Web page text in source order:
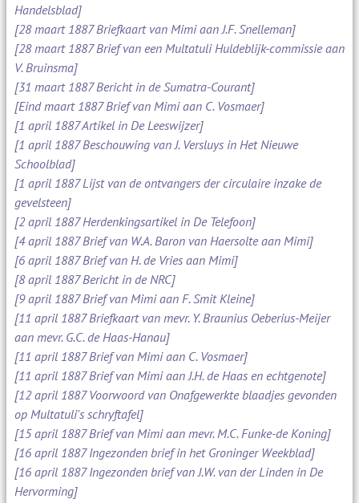
Handelsblad]
[28 maart 1887 Briefkaart van Mimi aan J.F. Snelleman]
[28 maart 1887 Brief van een Multatuli Huldeblijk-commissie aan
V. Bruinsma]
[31 maart 1887 Bericht in de Sumatra-Courant]
[Eind maart 1887 Brief van Mimi aan C. Vosmaer]
[1 april 1887 Artikel in De Leeswijzer]
[1 april 1887 Beschouwing van J. Versluys in Het Nieuwe
Schoolblad]
[1 april 1887 Lijst van de ontvangers der circulaire inzake de
gevelsteen]
[2 april 1887 Herdenkingsartikel in De Telefoon]
[4 april 1887 Brief van W.A. Baron van Haersolte aan Mimi]
[6 april 1887 Brief van H. de Vries aan Mimi]
[8 april 1887 Bericht in de NRC]
[9 april 1887 Brief van Mimi aan F. Smit Kleine]
[11 april 1887 Briefkaart van mevr. Y. Braunius Oeberius-Meijer
aan mevr. G.C. de Haas-Hanau]
[11 april 1887 Brief van Mimi aan C. Vosmaer]
[11 april 1887 Brief van Mimi aan J.H. de Haas en echtgenote]
[12 april 1887 Voorwoord van Onafgewerkte blaadjes gevonden
op Multatuli's schryftafel]
[15 april 1887 Brief van Mimi aan mevr. M.C. Funke-de Koning]
[16 april 1887 Ingezonden brief in het Groninger Weekblad]
[16 april 1887 Ingezonden brief van J.W. van der Linden in De
Hervorming]